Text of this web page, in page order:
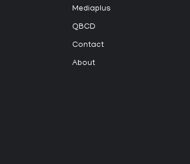
Mediaplus
QBCD
Contact
About